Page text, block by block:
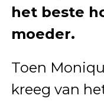
het beste
moeder.
Toen
kreeg van